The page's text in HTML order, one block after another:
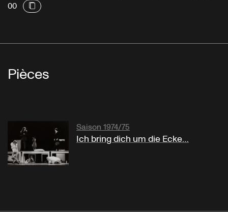
00
Pièces
Saison 1974/75
Ich bring dich um die Ecke…